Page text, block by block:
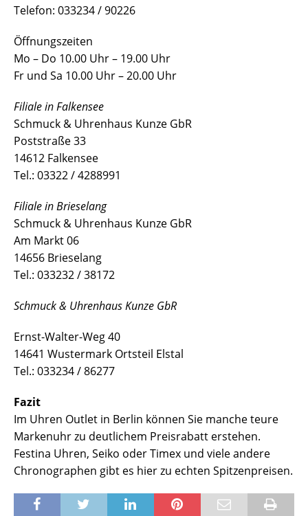
Telefon: 033234 / 90226
Öffnungszeiten
Mo – Do 10.00 Uhr – 19.00 Uhr
Fr und Sa 10.00 Uhr – 20.00 Uhr
Filiale in Falkensee
Schmuck & Uhrenhaus Kunze GbR
Poststraße 33
14612 Falkensee
Tel.: 03322 / 4288991
Filiale in Brieselang
Schmuck & Uhrenhaus Kunze GbR
Am Markt 06
14656 Brieselang
Tel.: 033232 / 38172
Schmuck & Uhrenhaus Kunze GbR
Ernst-Walter-Weg 40
14641 Wustermark Ortsteil Elstal
Tel.: 033234 / 86277
Fazit
Im Uhren Outlet in Berlin können Sie manche teure
Markenuhr zu deutlichem Preisrabatt erstehen.
Festina Uhren, Seiko oder Timex und viele andere
Chronographen gibt es hier zu echten Spitzenpreisen.